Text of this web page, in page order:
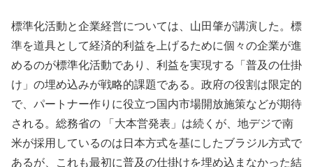
標準化活動と企業経営については、山田肇が講演した。標
準を道具として経済的利益を上げるために個々の企業が進
めるのが標準化活動であり、利益を実現する「普及の仕掛
け」の埋め込みが戦略的課題である。政府の役割は限定的
で、パートナー作りに役立つ国内市場開放施策などが期待
される。総務省の 「大本営発表」は続くが、地デジで南
米が採用しているのは日本方式を基にしたブラジル方式で
あるが、これも最初に普及の仕掛けを埋め込まなかった結